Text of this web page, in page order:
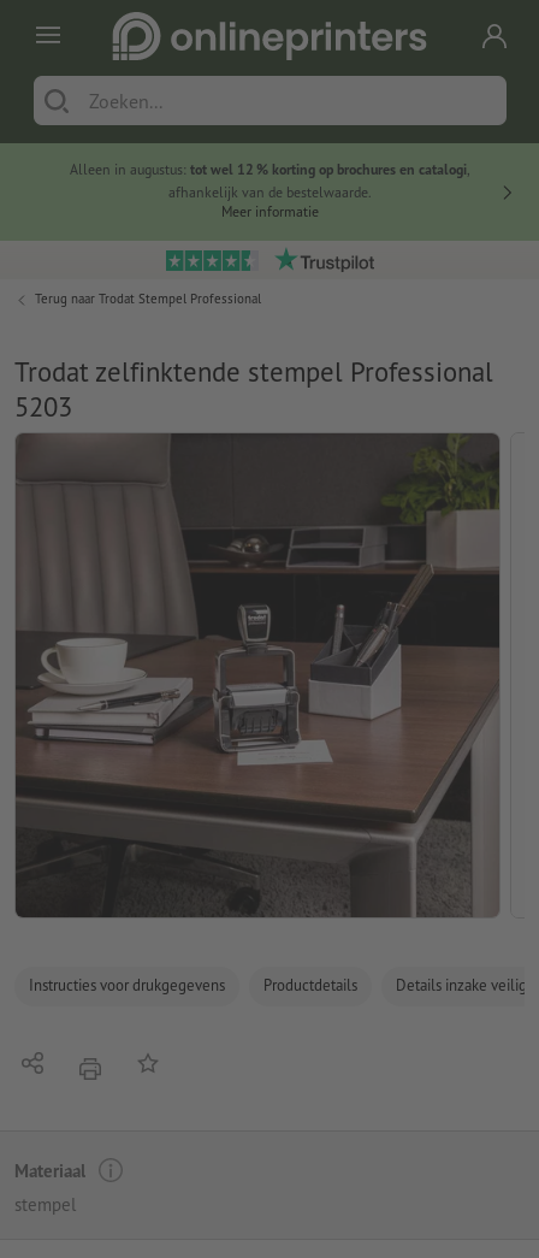
Alleen in augustus: tot wel 12 % korting op brochures en catalogi,
afhankelijk van de bestelwaarde.
Meer informatie
Terug naar Trodat Stempel Professional
Trodat zelfinktende stempel Professional
5203
Instructies voor drukgegevens Productdetails Details inzake
Delen afdrukkenOp de lijst
Materiaal
stempel